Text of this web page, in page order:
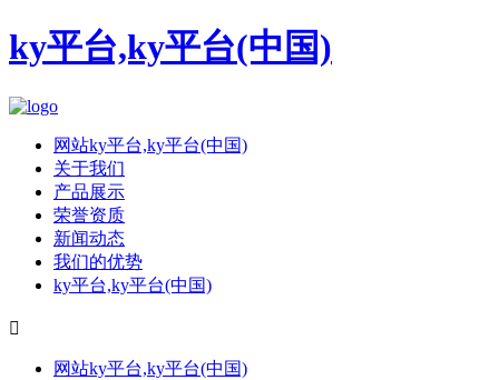
ky平台,ky平台(中国)
网站ky平台,ky平台(中国)
关于我们
产品展示
荣誉资质
新闻动态
我们的优势
ky平台,ky平台(中国)

网站ky平台,ky平台(中国)